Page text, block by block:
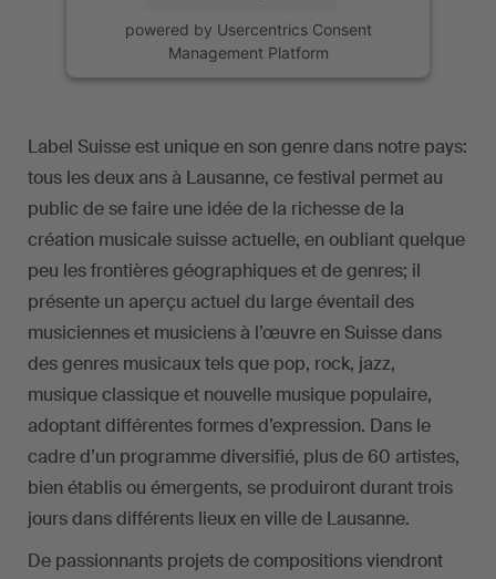
powered by Usercentrics Consent
Management Platform
Label Suisse est unique en son genre dans notre pays:
tous les deux ans à Lausanne, ce festival permet au
public de se faire une idée de la richesse de la
création musicale suisse actuelle, en oubliant quelque
peu les frontières géographiques et de genres; il
présente un aperçu actuel du large éventail des
musiciennes et musiciens à l’œuvre en Suisse dans
des genres musicaux tels que pop, rock, jazz,
musique classique et nouvelle musique populaire,
adoptant différentes formes d’expression. Dans le
cadre d’un programme diversifié, plus de 60 artistes,
bien établis ou émergents, se produiront durant trois
jours dans différents lieux en ville de Lausanne.
De passionnants projets de compositions viendront